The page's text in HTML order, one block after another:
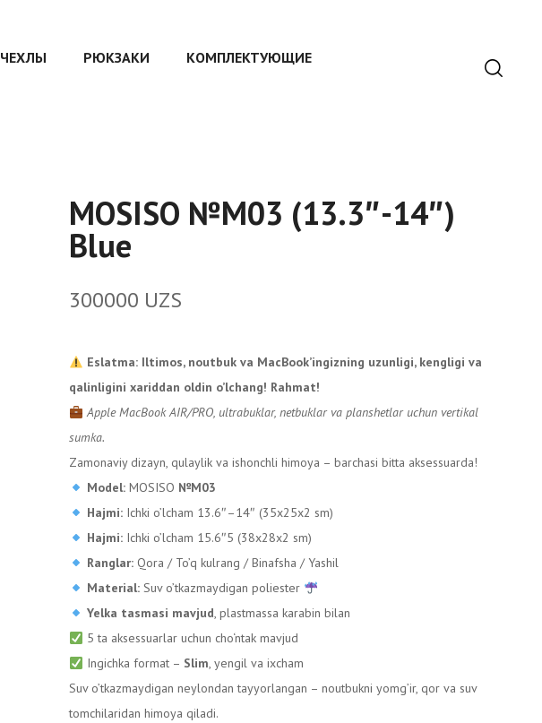
ЧЕХЛЫ РЮКЗАКИ
КОМПЛЕКТУЮЩИЕ
MOSISO №М03 (13.3″-14″)
Blue
300000 UZS
Eslatma: Iltimos, noutbuk va MacBook’ingizning uzunligi, kengligi va
qalinligini xariddan oldin o’lchang! Rahmat!
Apple MacBook AIR/PRO, ultrabuklar, netbuklar va planshetlar uchun vertikal
sumka.
Zamonaviy dizayn, qulaylik va ishonchli himoya – barchasi bitta aksessuarda!
Model: MOSISO №M03
Hajmi: Ichki o’lcham 13.6″–14″ (35x25x2 sm)
Hajmi: Ichki o’lcham 15.6″5 (38x28x2 sm)
Ranglar: Qora / To’q kulrang / Binafsha / Yashil
Material: Suv o’tkazmaydigan poliester
Yelka tasmasi mavjud, plastmassa karabin bilan
5 ta aksessuarlar uchun cho‘ntak mavjud
Ingichka format – Slim, yengil va ixcham
Suv o’tkazmaydigan neylondan tayyorlangan – noutbukni yomg’ir, qor va suv
tomchilaridan himoya qiladi.